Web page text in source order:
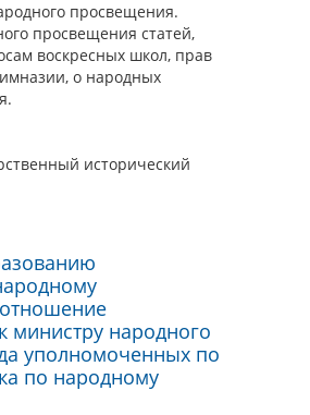
просвещения.
просвещения статей,
воскресных школ, прав
о народных
исторический
министру народного
уполномоченных по
по народному